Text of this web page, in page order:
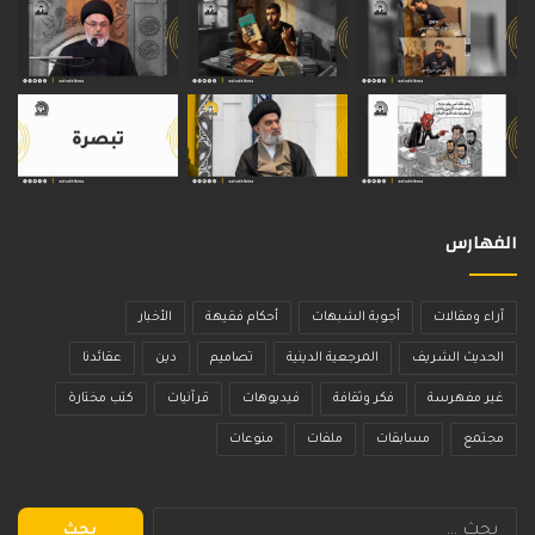
الفهارس
آراء ومقالات أجوبة الشبهات أحكام فقيهة الأخبار
الحديث الشريف المرجعية الدينية تصاميم دين عقائدنا
غير مفهرسة فكر وثقافة فيديوهات قرآنيات كتب مختارة
مجتمع مسابقات ملفات منوعات
البحث